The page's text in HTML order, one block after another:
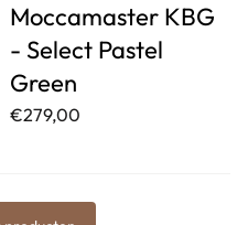
Moccamaster KBG
- Select Pastel
Green
€279,00